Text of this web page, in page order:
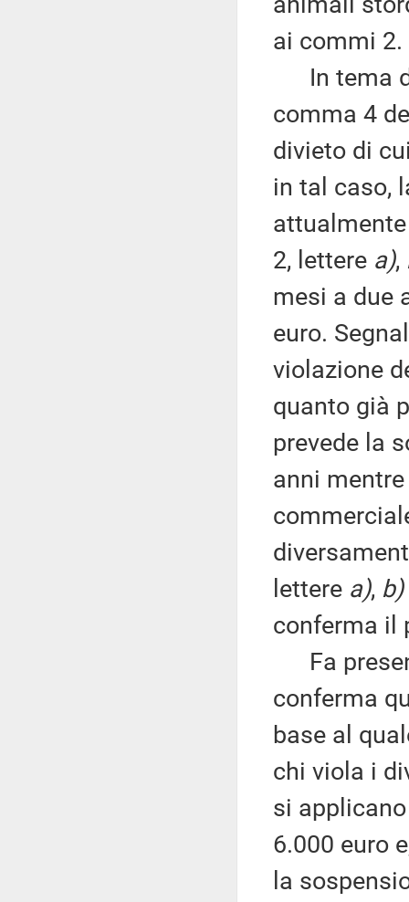
ai commi 2.
In tema di
comma 4
divieto di
in tal caso,
2, lettere a),
mesi a due
euro.
violazione
quanto già
prevede la
anni
lettere a), b)
conferma il
Fa
conferma
base al
chi viola i
si
6.000 euro
la